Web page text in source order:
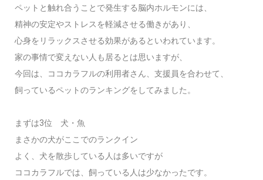
ペットと触れ合うことで発生する脳内ホルモンには、
精神の安定やストレスを軽減させる働きがあり、
心身をリラックスさせる効果があるといわれています。
家の事情で変えない人も居るとは思いますが、
今回は、ココカラフルの利用者さん、支援員を合わせて、
飼っているペットのランキングをしてみました。
まずは3位 犬・魚
まさかの犬がここでのランクイン
よく、犬を散歩している人は多いですが
ココカラフルでは、飼っている人は少なかったです。